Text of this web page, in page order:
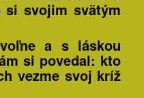
si svojim svätým
a s láskou
si povedal: kto
vezme svoj kríž